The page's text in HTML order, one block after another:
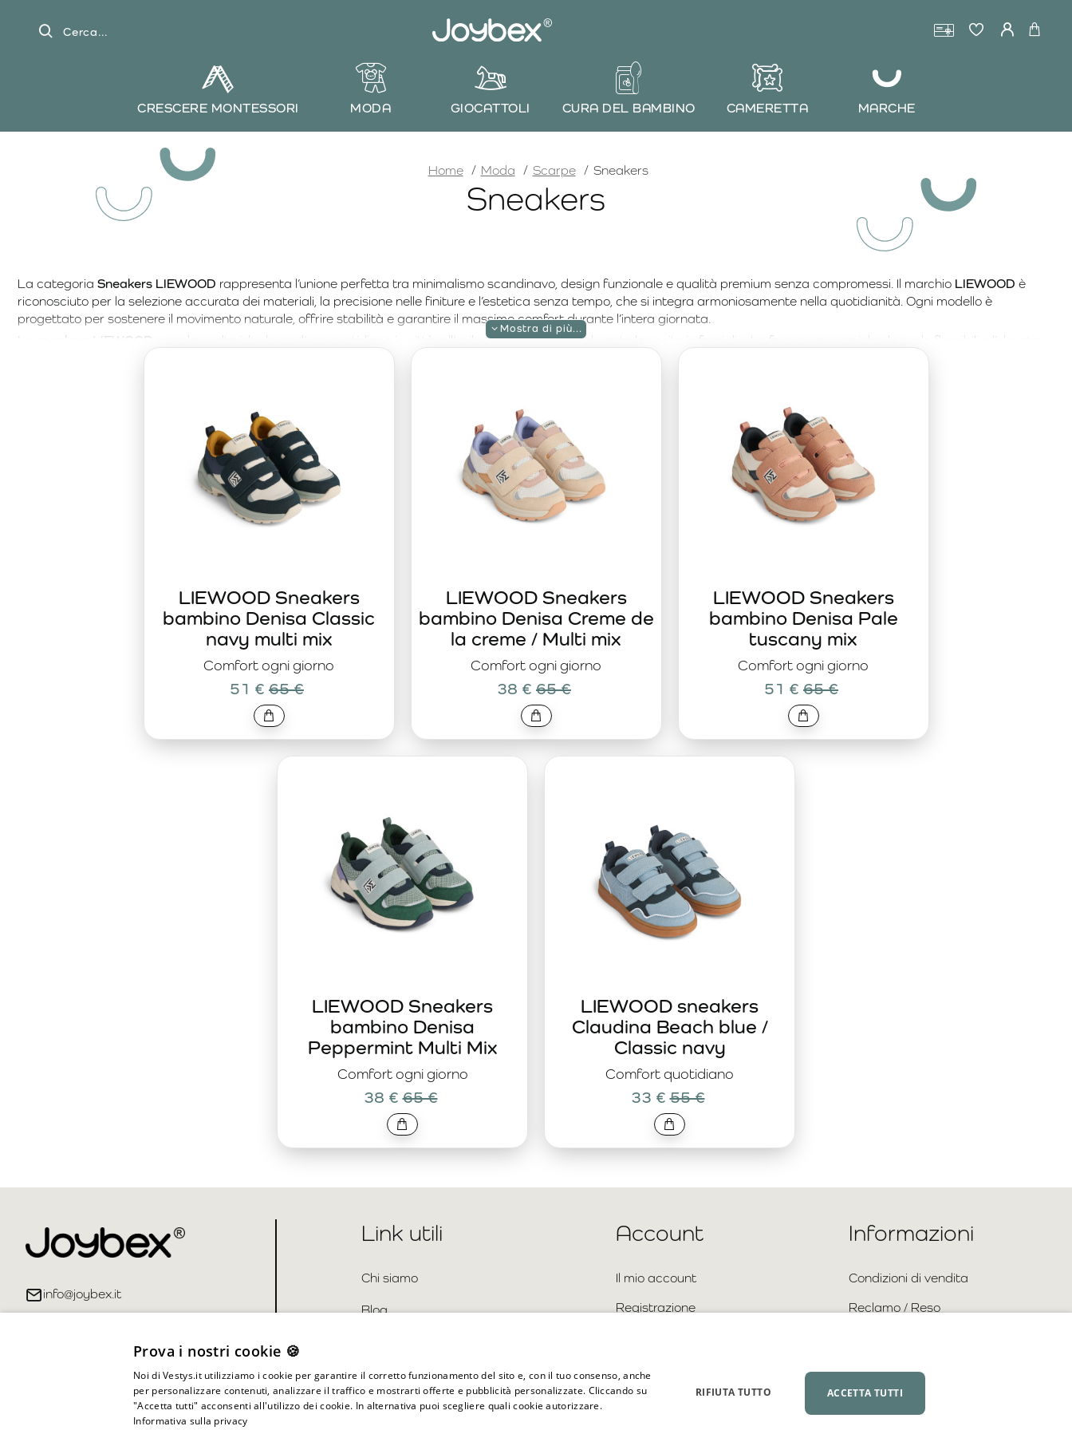
Cerca...
CRESCERE MONTESSORI MODA GIOCATTOLI CURA DEL BAMBINO CAMERETTA MARCHE
Sneakers
HomehomeModa Scarpe Sneakers
La categoria Sneakers LIEWOOD rappresenta l’unione perfetta tra minimalismo scandinavo, design funzionale e qualità premium senza compromessi. Il marchio LIEWOOD è
riconosciuto per la selezione accurata dei materiali, la precisione nelle finiture e l’estetica senza tempo, che si integra armoniosamente nella quotidianità. Ogni modello è
progettato per sostenere il movimento naturale, offrire stabilità e garantire il massimo comfort durante l’intera giornata.
Le sneakers LIEWOOD
sono la scelta ideale per l’uso quotidiano in città, all’asilo, al parco giochi o durante le uscite in famiglia. Le forme ergonomiche, le suole flessibili e l’elevata
qualità di realizzazione assicurano comfort a ogni passo. I materiali utilizzati sono traspiranti, delicati a contatto con la pelle e sufficientemente resistenti per affrontare uno stile di
calzature affidabili, capaci di accompagnare giornate dinamiche senza rinunciare allo stile. Il design senza tempo permette abbinamenti versatili con gli altri capi della collezione
moda LIEWOOD, rendendo le sneakers un elemento essenziale ed elegante dell’outfit quotidiano.
Comfort ogni giorno
LIEWOOD Sneakers
bambino Denisa Classic
navy multi mix
51 € 65 €
Comfort ogni giorno
LIEWOOD Sneakers
bambino Denisa Creme de
la creme / Multi mix
38 € 65 €
Comfort ogni giorno
LIEWOOD Sneakers
bambino Denisa Pale
tuscany mix
51 € 65 €
Comfort ogni giorno
LIEWOOD Sneakers
bambino Denisa
Peppermint Multi Mix
38 € 65 €
Comfort quotidiano
LIEWOOD sneakers
Claudina Beach blue /
Classic navy
33 € 55 €
info@joybex.it
Link utili
Chi siamo
Blog
Domande frequenti
Account
Il mio account
Registrazione
Informazioni
Condizioni di vendita
Reclamo / Reso
Collaborazione all’ingrosso
Prova i nostri cookie 🍪
Noi di Vestys.it utilizziamo i cookie per garantire il corretto funzionamento del sito e, con il tuo consenso, anche
per personalizzare contenuti, analizzare il traffico e mostrarti offerte e pubblicità personalizzate. Cliccando su
"Accetta tutti" acconsenti all'utilizzo dei cookie. In alternativa puoi scegliere quali cookie autorizzare.
Informativa sulla privacy
ACCETTA TUTTI
RIFIUTA TUTTO